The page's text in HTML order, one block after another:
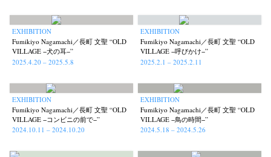
News Exhibition Members Workshop Documents Contact About Shop
Terms & Privacy Policy Bookstores Newsletter
Akifumi Tanaka (7) Fumikiyo Nagamachi (27) Kazumichi Hashimoto
Kazuyuki Kawaguchi (42) (267) Keizo Kitajima (220)
Mariko Takahashi (23) Masako Matsui (23) Masashi Otomo (47) Nana Kakuda (61)
EXHIBITION
Fumikiyo Nagamachi／長町 文聖 “OLD
VILLAGE −犬の耳−”
2025.4.20 – 2025.5.8
EXHIBITION
Fumikiyo Nagamachi／長町 文聖 “OLD
VILLAGE −呼びかけ−”
2025.2.1 – 2025.2.11
EXHIBITION
Fumikiyo Nagamachi／長町 文聖 “OLD
VILLAGE −コンビニの前で−”
2024.10.11 – 2024.10.20
EXHIBITION
Fumikiyo Nagamachi／長町 文聖 “OLD
VILLAGE −鳥の時間−”
2024.5.18 – 2024.5.26